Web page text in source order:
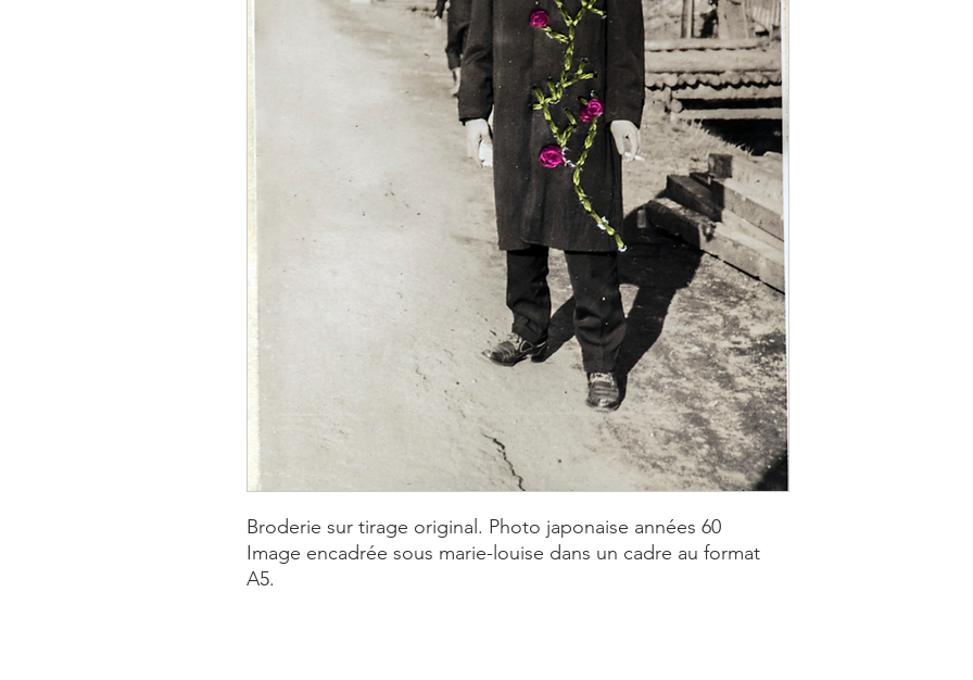
Broderie sur tirage original. Photo japonaise années 60
Image encadrée sous marie-louise dans un cadre au format
A5.